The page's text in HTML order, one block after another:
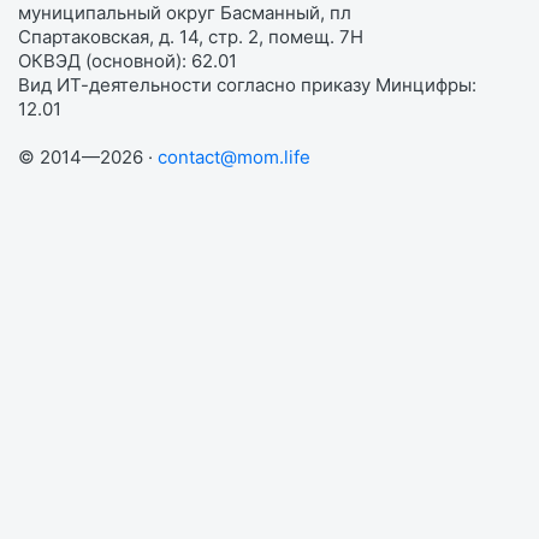
муниципальный округ Басманный, пл
Спартаковская, д. 14, стр. 2, помещ. 7Н
ОКВЭД (основной): 62.01
Вид ИТ-деятельности согласно приказу Минцифры:
12.01
© 2014—2026 · contact@mom.life